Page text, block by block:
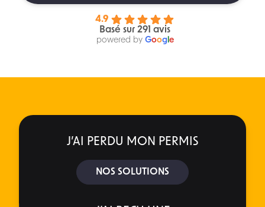
4.9
Basé sur 291 avis
powered by Googl e
J’AI PERDU MON PERMIS
NOS SOLUTIONS